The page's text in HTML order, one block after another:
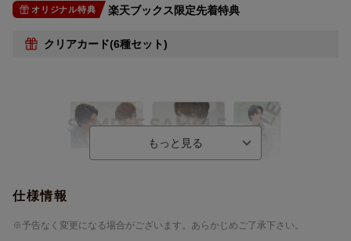
オリジナル特典 楽天ブックス限定先着特典
クリアカード(6種セット)
仕様情報
※予告なく変更になる場合がございます。あらかじめご了承下さい。